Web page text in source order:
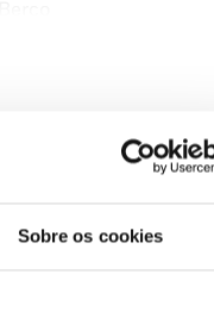
Sobre os cookies
acho que está
da Silva, Vice-